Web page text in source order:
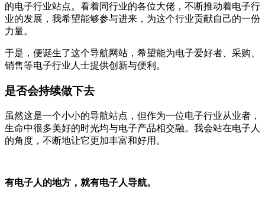
的电子行业站点。看着同行业的各位大佬，不断推动着电子行
业的发展，我希望能够参与进来，为这个行业贡献自己的一份
力量。
于是，便诞生了这个导航网站，希望能为电子爱好者、采购、
销售等电子行业人士提供创新与便利。
是否会持续做下去
虽然这是一个小小的导航站点，但作为一位电子行业从业者，
生命中很多美好的时光均与电子产品相交融。我会站在电子人
的角度，不断地让它更加丰富和好用。
有电子人的地方，就有电子人导航。